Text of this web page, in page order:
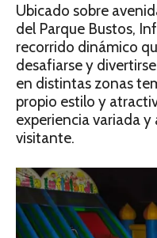
Ubicado sobre
del Parque Bustos,
recorrido dinámico
desafiarse y
en distintas zonas
propio estilo y
experiencia variada
visitante.